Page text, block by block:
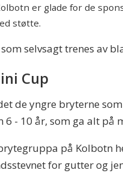
er glade for de
støtte.
selvsagt trenes av
Cup
de yngre bryterne
- 10 år, som ga alt på
på Kolbotn
for gutter og